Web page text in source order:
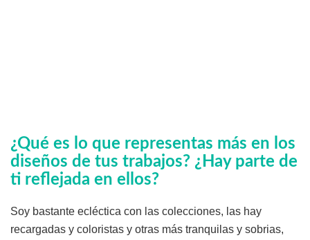
¿Qué es lo que representas más en los
diseños de tus trabajos? ¿Hay parte de
ti reflejada en ellos?
Soy bastante ecléctica con las colecciones, las hay
recargadas y coloristas y otras más tranquilas y sobrias,